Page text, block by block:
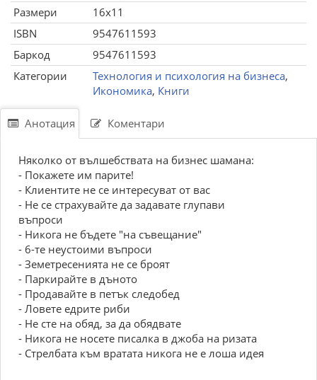
Размери
16x11
ISBN
9547611593
Баркод
9547611593
Категории
Технология и психология на бизнеса,
Икономика, Книги
Анотация Коментари
Няколко от вълшебствата на бизнес шамана:
- Покажете им парите!
- Клиентите не се интересуват от вас
- Не се страхувайте да задавате глупави
въпроси
- Никога не бъдете "на съвещание"
- 6-те неустоими въпроси
- Земетресенията не се броят
- Паркирайте в дъното
- Продавайте в петък следобед
- Ловете едрите риби
- Не сте на обяд, за да обядвате
- Никога не носете писалка в джоба на ризата
- Стрелбата към вратата никога не е лоша идея